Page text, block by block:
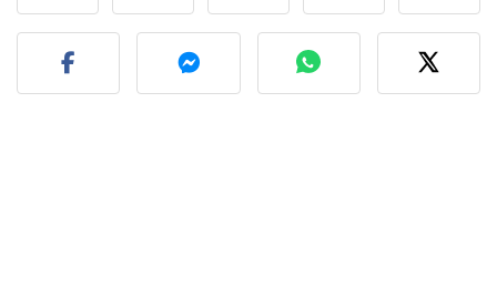
Publier votre photo de